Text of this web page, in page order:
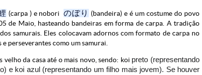
(carpa ) e noboriのぼり
(bandeira) e é um costume do povo
de Maio, hasteando bandeiras em forma de carpa. A tradição
samurais. Eles colocavam adornos com formato de carpa no
perseverantes como um samurai.
da casa até o mais novo, sendo: koi preto (representando
e koi azul (representando um filho mais jovem). Se houver